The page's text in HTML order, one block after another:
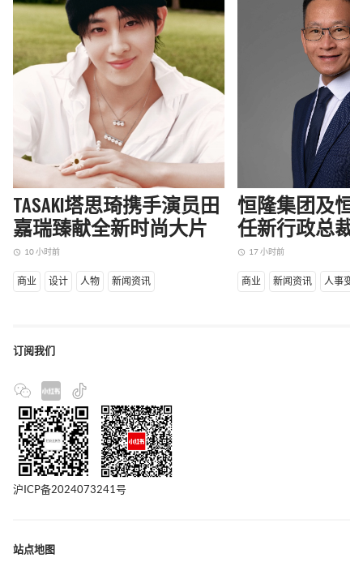
TASAKI塔思琦携手演员田
嘉瑞臻献全新时尚大片
access_time 10 小时前
商业 设计 人物 新闻资讯
恒隆集团及恒
任新行政总裁
access_time 17 小时前
商业 新闻资讯 人事变动
订阅我们
沪ICP备2024073241号
站点地图